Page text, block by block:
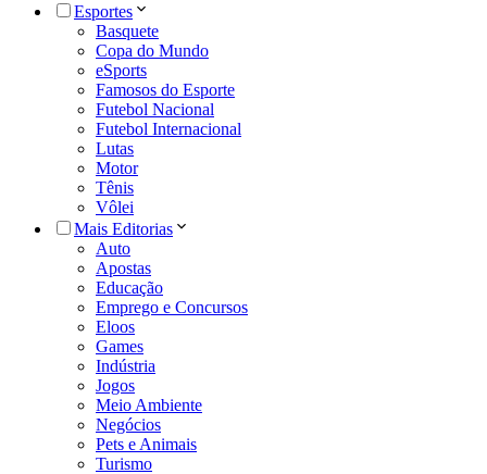
Esportes
Basquete
Copa do Mundo
eSports
Famosos do Esporte
Futebol Nacional
Futebol Internacional
Lutas
Motor
Tênis
Vôlei
Mais Editorias
Auto
Apostas
Educação
Emprego e Concursos
Eloos
Games
Indústria
Jogos
Meio Ambiente
Negócios
Pets e Animais
Turismo